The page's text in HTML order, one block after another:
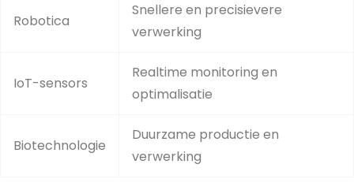
Robotica
Snellere en precisievere
verwerking
IoT-sensors
Realtime monitoring en
optimalisatie
Biotechnologie
Duurzame productie en
verwerking